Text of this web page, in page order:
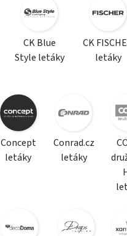
CK Blue
Style letáky
CK
letáky
Concept
letáky
Conrad.cz
letáky